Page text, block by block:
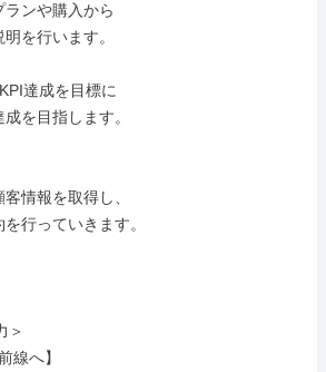
ンや購入から
を行います。
達成を目標に
を目指します。
情報を取得し、
行っていきます。
＞
線へ】